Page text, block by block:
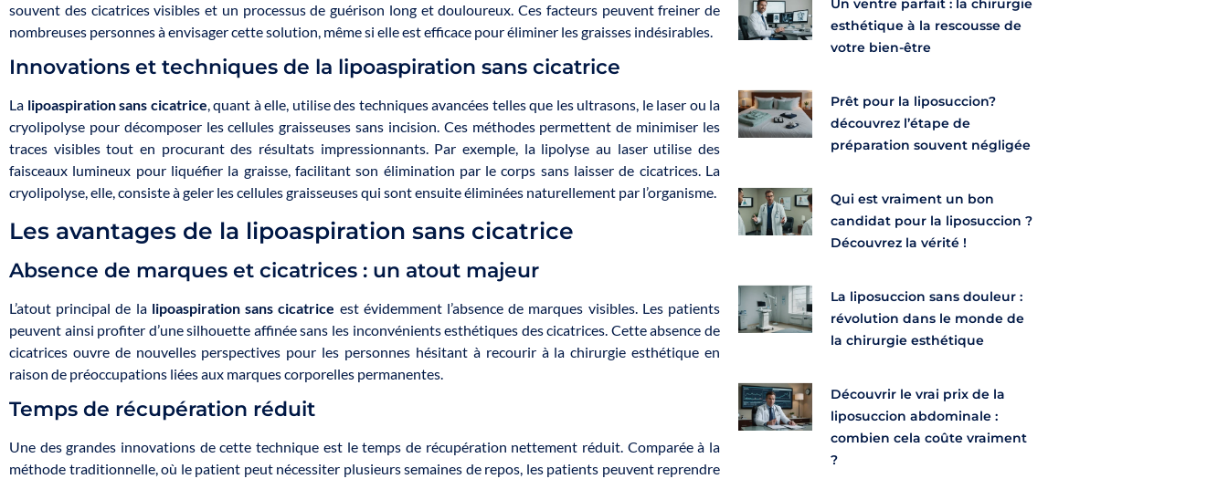
souvent des cicatrices visibles et un processus de guérison long et douloureux. Ces facteurs peuvent freiner de
nombreuses personnes à envisager cette solution, même si elle est efficace pour éliminer les graisses indésirables.
Innovations et techniques de la lipoaspiration sans cicatrice
La lipoaspiration sans cicatrice, quant à elle, utilise des techniques avancées telles que les ultrasons, le laser ou la
cryolipolyse pour décomposer les cellules graisseuses sans incision. Ces méthodes permettent de minimiser les
traces visibles tout en procurant des résultats impressionnants. Par exemple, la lipolyse au laser utilise des
faisceaux lumineux pour liquéfier la graisse, facilitant son élimination par le corps sans laisser de cicatrices. La
cryolipolyse, elle, consiste à geler les cellules graisseuses qui sont ensuite éliminées naturellement par l’organisme.
Les avantages de la lipoaspiration sans cicatrice
Absence de marques et cicatrices : un atout majeur
L’atout principal de la lipoaspiration sans cicatrice est évidemment l’absence de marques visibles. Les patients
peuvent ainsi profiter d’une silhouette affinée sans les inconvénients esthétiques des cicatrices. Cette absence de
cicatrices ouvre de nouvelles perspectives pour les personnes hésitant à recourir à la chirurgie esthétique en
raison de préoccupations liées aux marques corporelles permanentes.
Temps de récupération réduit
Une des grandes innovations de cette technique est le temps de récupération nettement réduit. Comparée à la
méthode traditionnelle, où le patient peut nécessiter plusieurs semaines de repos, les patients peuvent reprendre
Un ventre parfait : la chirurgie
esthétique à la rescousse de
votre bien-être
Prêt pour la liposuccion?
découvrez l’étape de
préparation souvent négligée
Qui est vraiment un bon
candidat pour la liposuccion ?
Découvrez la vérité !
La liposuccion sans douleur :
révolution dans le monde de
la chirurgie esthétique
Découvrir le vrai prix de la
liposuccion abdominale :
combien cela coûte vraiment
?